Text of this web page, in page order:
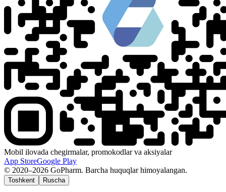
Mobil ilovada chegirmalar, promokodlar va aksiyalar
App StoreGoogle Play
© 2020–2026 GoPharm. Barcha huquqlar himoyalangan.
Toshkent Ruscha